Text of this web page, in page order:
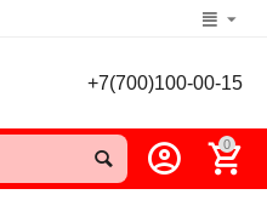
+7(700)100-00-15
0